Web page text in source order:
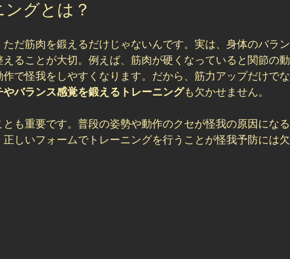
グとは？
だ筋肉を鍛えるだけじゃないんです。実は、身体のバラン
ることが大切。例えば、筋肉が硬くなっていると関節の動
で怪我をしやすくなります。だから、筋力アップだけでな
バランス感覚を鍛えるトレーニングも欠かせません。
も重要です。普段の姿勢や動作のクセが怪我の原因になる
しいフォームでトレーニングを行うことが怪我予防には欠